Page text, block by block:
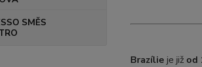
SMĚS
Brazílie je již od